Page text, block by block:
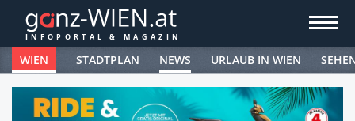
WIEN STADTPLAN NEWS URLAUB IN WIEN